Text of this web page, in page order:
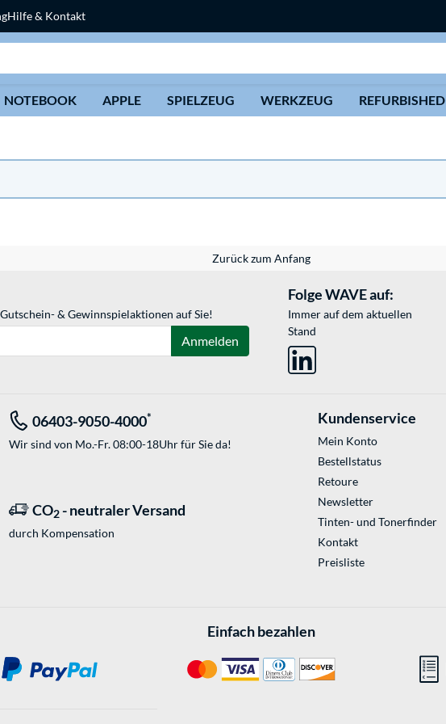
Hilfe & Kontakt
NOTEBOOK APPLE SPIELZEUG WERKZEUG REFURBISHED
Zurück zum Anfang
& Gewinnspielaktionen auf Sie!
Anmelden
Folge WAVE auf:
Immer auf dem aktuellen
Stand
06403-9050-4000*
Wir sind von Mo.-Fr. 08:00-18Uhr für Sie da!
CO2 - neutraler Versand
durch Kompensation
Kundenservice
Mein Konto
Bestellstatus
Retoure
Newsletter
Tinten- und Tonerfinder
Kontakt
Preisliste
Einfach bezahlen